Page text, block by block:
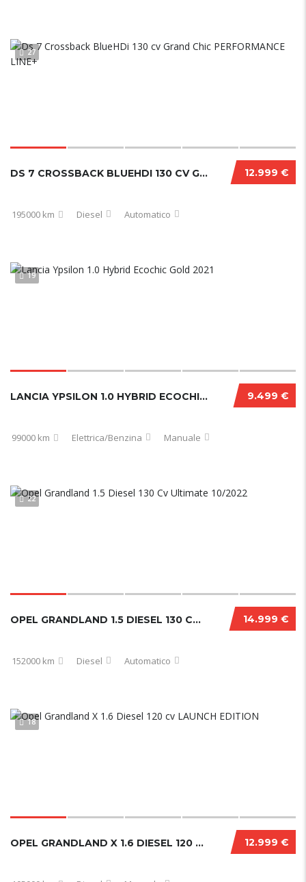
27
12.999 €
DS 7 CROSSBACK BLUEHDI 130 CV GRAND CHIC PERFORMANCE LINE+
195000 km Diesel Automatico
19
9.499 €
LANCIA YPSILON 1.0 HYBRID ECOCHIC GOLD 2021
99000 km Elettrica/Benzina Manuale
22
14.999 €
OPEL GRANDLAND 1.5 DIESEL 130 CV ULTIMATE 10/2022
152000 km Diesel Automatico
18
12.999 €
OPEL GRANDLAND X 1.6 DIESEL 120 CV LAUNCH EDITION